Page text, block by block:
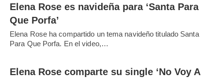
Elena Rose es navideña para ‘Santa Para
Que Porfa’
Elena Rose ha compartido un tema navideño titulado Santa
Para Que Porfa. En el video,…
Elena Rose comparte su single ‘No Voy A